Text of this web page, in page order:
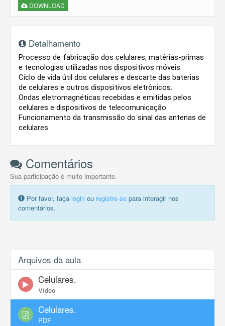
DOWNLOAD
Detalhamento
Processo de fabricação dos celulares, matérias-primas
e tecnologias utilizadas nos dispositivos móveis.
Ciclo de vida útil dos celulares e descarte das baterias
de celulares e outros dispositivos eletrônicos.
Ondas eletromagnéticas recebidas e emitidas pelos
celulares e dispositivos de telecomunicação.
Funcionamento da transmissão do sinal das antenas de
celulares.
Comentários
Sua participação é muito importante.
Por favor, faça login ou registre-se para interagir nos
comentários.
Arquivos da aula
Celulares.
Vídeo
Celulares.
PDF